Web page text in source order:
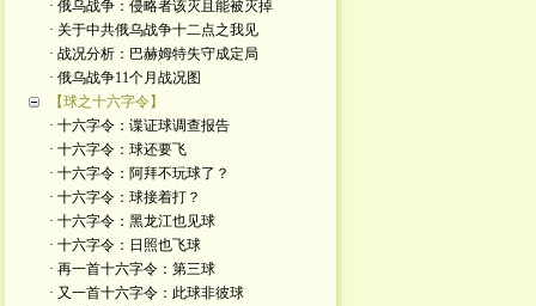
· 俄乌战争：侵略者该灭且能被灭掉
· 关于中共俄乌战争十二点之我见
· 战况分析：巴赫姆特失守成定局
· 俄乌战争11个月战况图
【球之十六字令】
· 十六字令：谍证球调查报告
· 十六字令：球还要飞
· 十六字令：阿拜不玩球了？
· 十六字令：球接着打？
· 十六字令：黑龙江也见球
· 十六字令：日照也飞球
· 再一首十六字令：第三球
· 又一首十六字令：此球非彼球